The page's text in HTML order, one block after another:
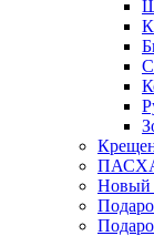
Новый